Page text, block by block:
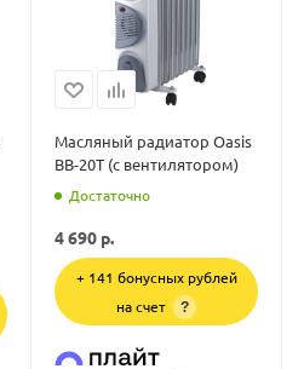
Масляный радиатор Oasis
BB-20T (с вентилятором)
Достаточно
4 690 р.
+ 141 бонусных рублей
на счет
?